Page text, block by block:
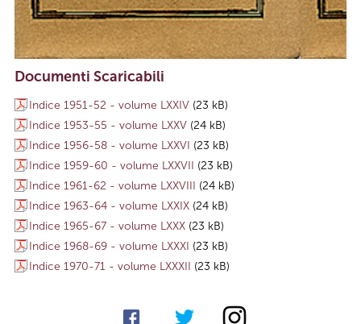
Documenti Scaricabili
Indice 1951-52 - volume LXXIV (23 kB)
Indice 1953-55 - volume LXXV (24 kB)
Indice 1956-58 - volume LXXVI (23 kB)
Indice 1959-60 - volume LXXVII (23 kB)
Indice 1961-62 - volume LXXVIII (24 kB)
Indice 1963-64 - volume LXXIX (24 kB)
Indice 1965-67 - volume LXXX (23 kB)
Indice 1968-69 - volume LXXXI (23 kB)
Indice 1970-71 - volume LXXXII (23 kB)